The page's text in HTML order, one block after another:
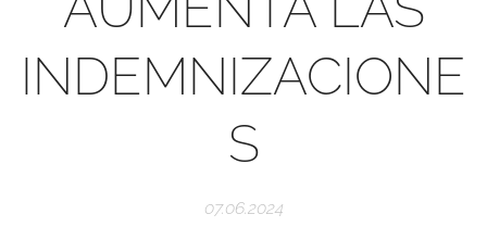
INDEMNIZACIONE
S
07.06.2024